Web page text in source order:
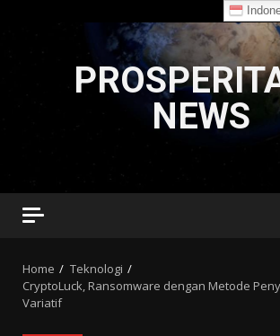
NEWS
Home
Teknologi
CryptoLuck, Ransomware dengan Metode
Variatif